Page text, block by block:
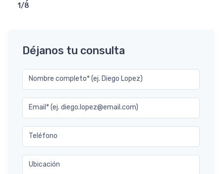
1/8
Déjanos tu consulta
Nombre completo* (ej. Diego Lopez)
Email* (ej. diego.lopez@email.com)
Teléfono
Ubicación